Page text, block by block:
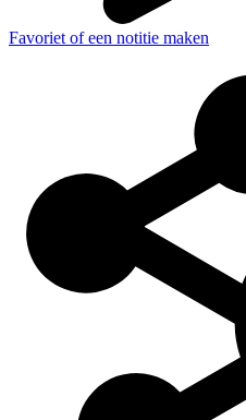
Favoriet of een notitie maken